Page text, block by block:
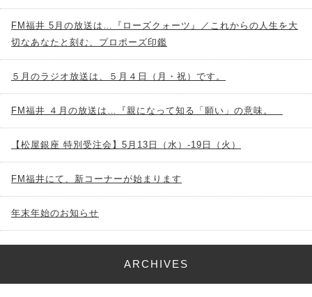
FM福井 5月の放送は…『ローズクォーツ』／これからの人生を大
切なあなたと刻む、プロポーズ印鑑
５月のラジオ放送は、５月４日（月・祝）です。
FM福井 ４月の放送は…『親になって知る「願い」の意味。
【松屋銀座 特別受注会】5月13日（水）-19日（火）
FM福井にて、新コーナーが始まります
年末年始のお知らせ
ARCHIVES